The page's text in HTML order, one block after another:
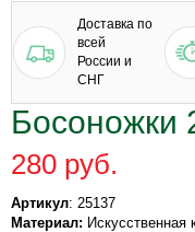
Доставка по
всей
России и
СНГ
Босоножки
280 руб.
Артикул: 25137
Материал: Искусственная